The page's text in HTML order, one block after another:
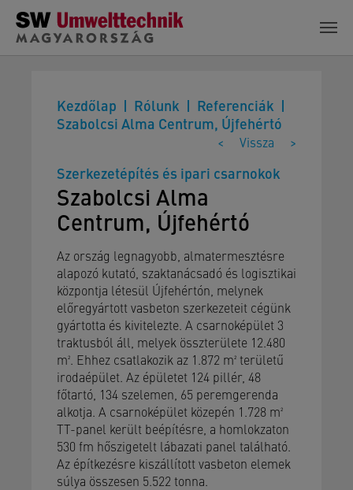
Skip to main content
Kezdőlap Rólunk
Referenciák
Szabolcsi Alma Centrum, Újfehértó
< Vissza >
Szerkezetépítés és ipari csarnokok
Szabolcsi Alma
Centrum, Újfehértó
Az ország legnagyobb, almatermesztésre
alapozó kutató, szaktanácsadó és logisztikai
központja létesül Újfehértón, melynek
előregyártott vasbeton szerkezeteit cégünk
gyártotta és kivitelezte. A csarnoképület 3
traktusból áll, melyek összterülete 12.480
m². Ehhez csatlakozik az 1.872 m² területű
irodaépület. Az épületet 124 pillér, 48
főtartó, 134 szelemen, 65 peremgerenda
alkotja. A csarnoképület közepén 1.728 m²
TT-panel került beépítésre, a homlokzaton
530 fm hőszigetelt lábazati panel található.
Az építkezésre kiszállított vasbeton elemek
súlya összesen 5.522 tonna.